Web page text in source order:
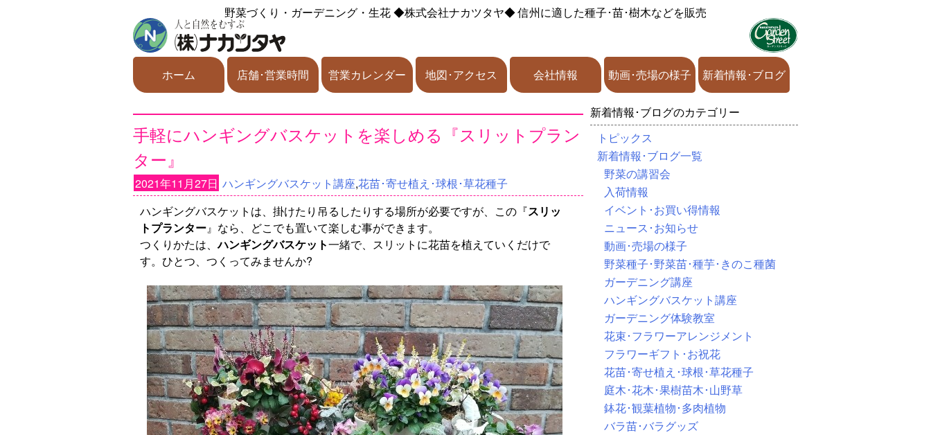
野菜づくり・ガーデニング・生花◆株式会社ナカツタヤ◆信州に適した種子･苗･樹木などを販売
ホーム 店舗･営業時間 営業カレンダー 地図･アクセス 会社情報 動画･売場の様子 新着情報･ブログ
手軽にハンギングバスケットを楽しめる『スリットプラン
ター』
2021年11月27日 ハンギングバスケット講座,花苗･寄せ植え･球根･草花種子
ハンギングバスケットは、掛けたり吊るしたりする場所が必要ですが、この『スリッ
トプランター』なら、どこでも置いて楽しむ事ができます。
つくりかたは、ハンギングバスケット一緒で、スリットに花苗を植えていくだけで
す。ひとつ、つくってみませんか?
新着情報･ブログのカテゴリー
トピックス
新着情報･ブログ一覧
野菜の講習会
入荷情報
イベント･お買い得情報
ニュース･お知らせ
動画･売場の様子
野菜種子･野菜苗･種芋･きのこ種菌
ガーデニング講座
ハンギングバスケット講座
ガーデニング体験教室
花束･フラワーアレンジメント
フラワーギフト･お祝花
花苗･寄せ植え･球根･草花種子
庭木･花木･果樹苗木･山野草
鉢花･観葉植物･多肉植物
バラ苗･バラグッズ